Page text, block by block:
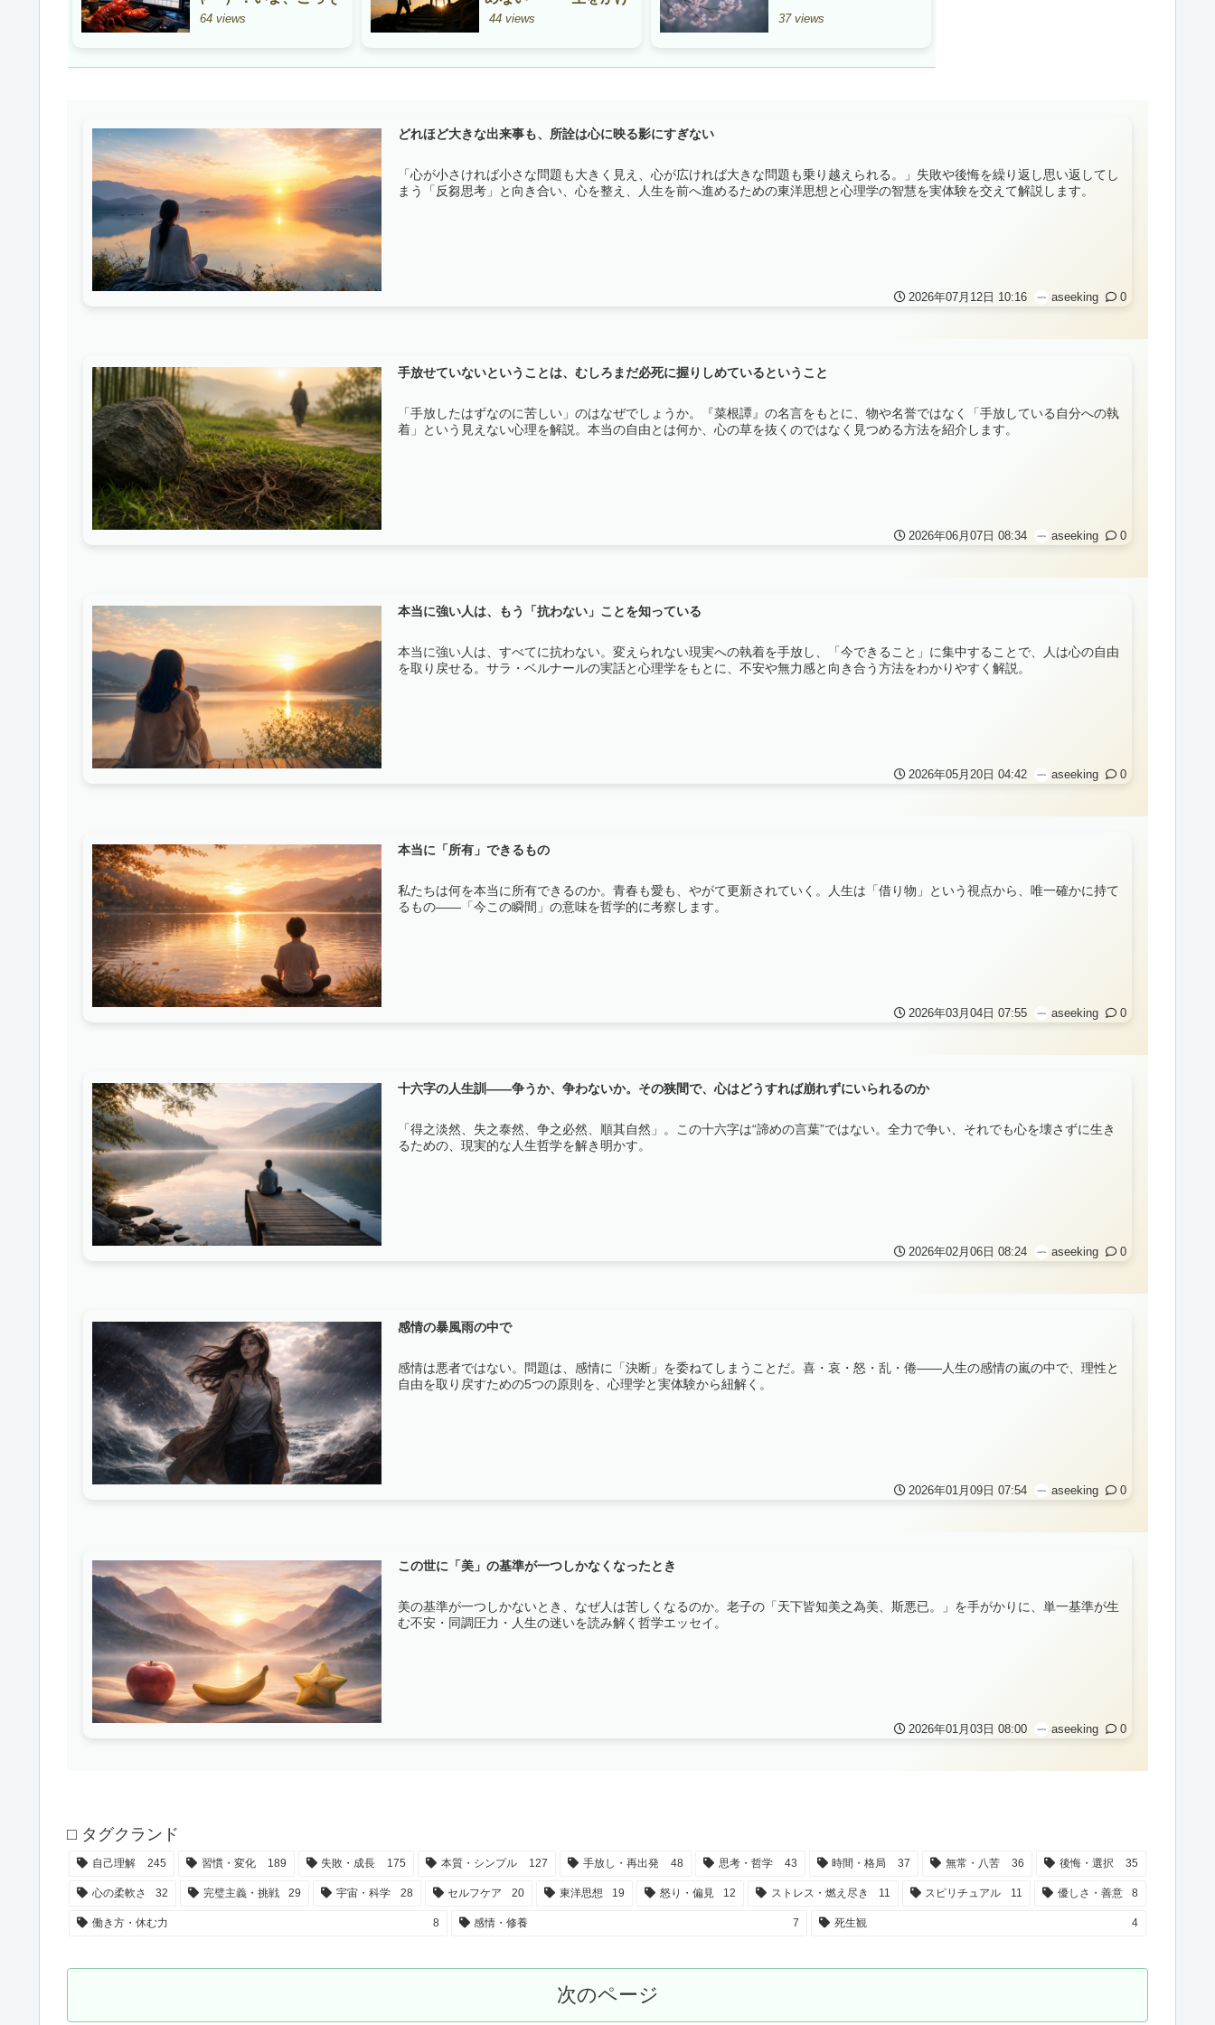
りあなたのPCを乗っ
64 views
て磨くべき「認知の修
44 views 37 views
どれほど大きな出来事も、所詮は心に映る影にすぎない
「心が小さければ小さな問題も大きく見え、心が広ければ大きな問題も乗り越えられる。」失敗や後悔を繰り返し思い返してし
まう「反芻思考」と向き合い、心を整え、人生を前へ進めるための東洋思想と心理学の智慧を実体験を交えて解説します。
2026年07月12日 10:16 aseeking 0
手放せていないということは、むしろまだ必死に握りしめているということ
「手放したはずなのに苦しい」のはなぜでしょうか。『菜根譚』の名言をもとに、物や名誉ではなく「手放している自分への執
着」という見えない心理を解説。本当の自由とは何か、心の草を抜くのではなく見つめる方法を紹介します。
2026年06月07日 08:34 aseeking 0
本当に強い人は、もう「抗わない」ことを知っている
本当に強い人は、すべてに抗わない。変えられない現実への執着を手放し、「今できること」に集中することで、人は心の自由
を取り戻せる。サラ・ベルナールの実話と心理学をもとに、不安や無力感と向き合う方法をわかりやすく解説。
2026年05月20日 04:42 aseeking 0
本当に「所有」できるもの
私たちは何を本当に所有できるのか。青春も愛も、やがて更新されていく。人生は「借り物」という視点から、唯一確かに持て
るもの――「今この瞬間」の意味を哲学的に考察します。
2026年03月04日 07:55 aseeking 0
十六字の人生訓——争うか、争わないか。その狭間で、心はどうすれば崩れずにいられるのか
「得之淡然、失之泰然、争之必然、順其自然」。この十六字は“諦めの言葉”ではない。全力で争い、それでも心を壊さずに生き
るための、現実的な人生哲学を解き明かす。
2026年02月06日 08:24 aseeking 0
感情の暴風雨の中で
感情は悪者ではない。問題は、感情に「決断」を委ねてしまうことだ。喜・哀・怒・乱・倦――人生の感情の嵐の中で、理性と
自由を取り戻すための5つの原則を、心理学と実体験から紐解く。
2026年01月09日 07:54 aseeking 0
この世に「美」の基準が一つしかなくなったとき
美の基準が一つしかないとき、なぜ人は苦しくなるのか。老子の「天下皆知美之為美、斯悪已。」を手がかりに、単一基準が生
む不安・同調圧力・人生の迷いを読み解く哲学エッセイ。
2026年01月03日 08:00 aseeking 0
⬜︎ タグクランド
自己理解 245 習慣・変化 189 失敗・成長 175 本質・シンプル 127 手放し・再出発 48 思考・哲学 43 時間・格局 37 無常・八苦 36 後悔・選択 35
心の柔軟さ 32 完璧主義・挑戦 29 宇宙・科学 28 セルフケア 20 東洋思想 19 怒り・偏見 12 ストレス・燃え尽き 11 スピリチュアル 11 優しさ・善意 8
働き方・休む力 8 感情・修養 7 死生観 4
次のページ